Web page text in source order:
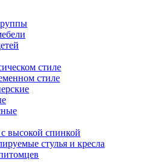
стиле
стиле
высокой спинкой
стулья и кресла